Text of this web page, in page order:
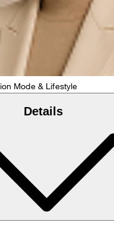
Mode & Lifestyle
Details